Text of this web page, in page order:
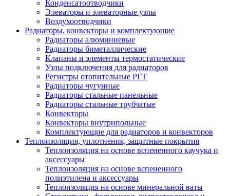
Конденсатоотводчики
Элеваторы и элеваторные узлы
Воздухоотводчики
Радиаторы, конвекторы и комплектующие
Радиаторы алюминиевые
Радиаторы биметаллические
Клапаны и элементы термостатические
Узлы подключения для радиаторов
Регистры отопительные РГТ
Радиаторы чугунные
Радиаторы стальные панельные
Радиаторы стальные трубчатые
Конвекторы
Конвекторы внутрипольные
Комплектующие для радиаторов и конвекторов
Теплоизоляция, уплотнения, защитные покрытия
Теплоизоляция на основе вспененного каучука и
аксессуары
Теплоизоляция на основе вспененного
полиэтилена и аксессуары
Теплоизоляция на основе минеральной ваты